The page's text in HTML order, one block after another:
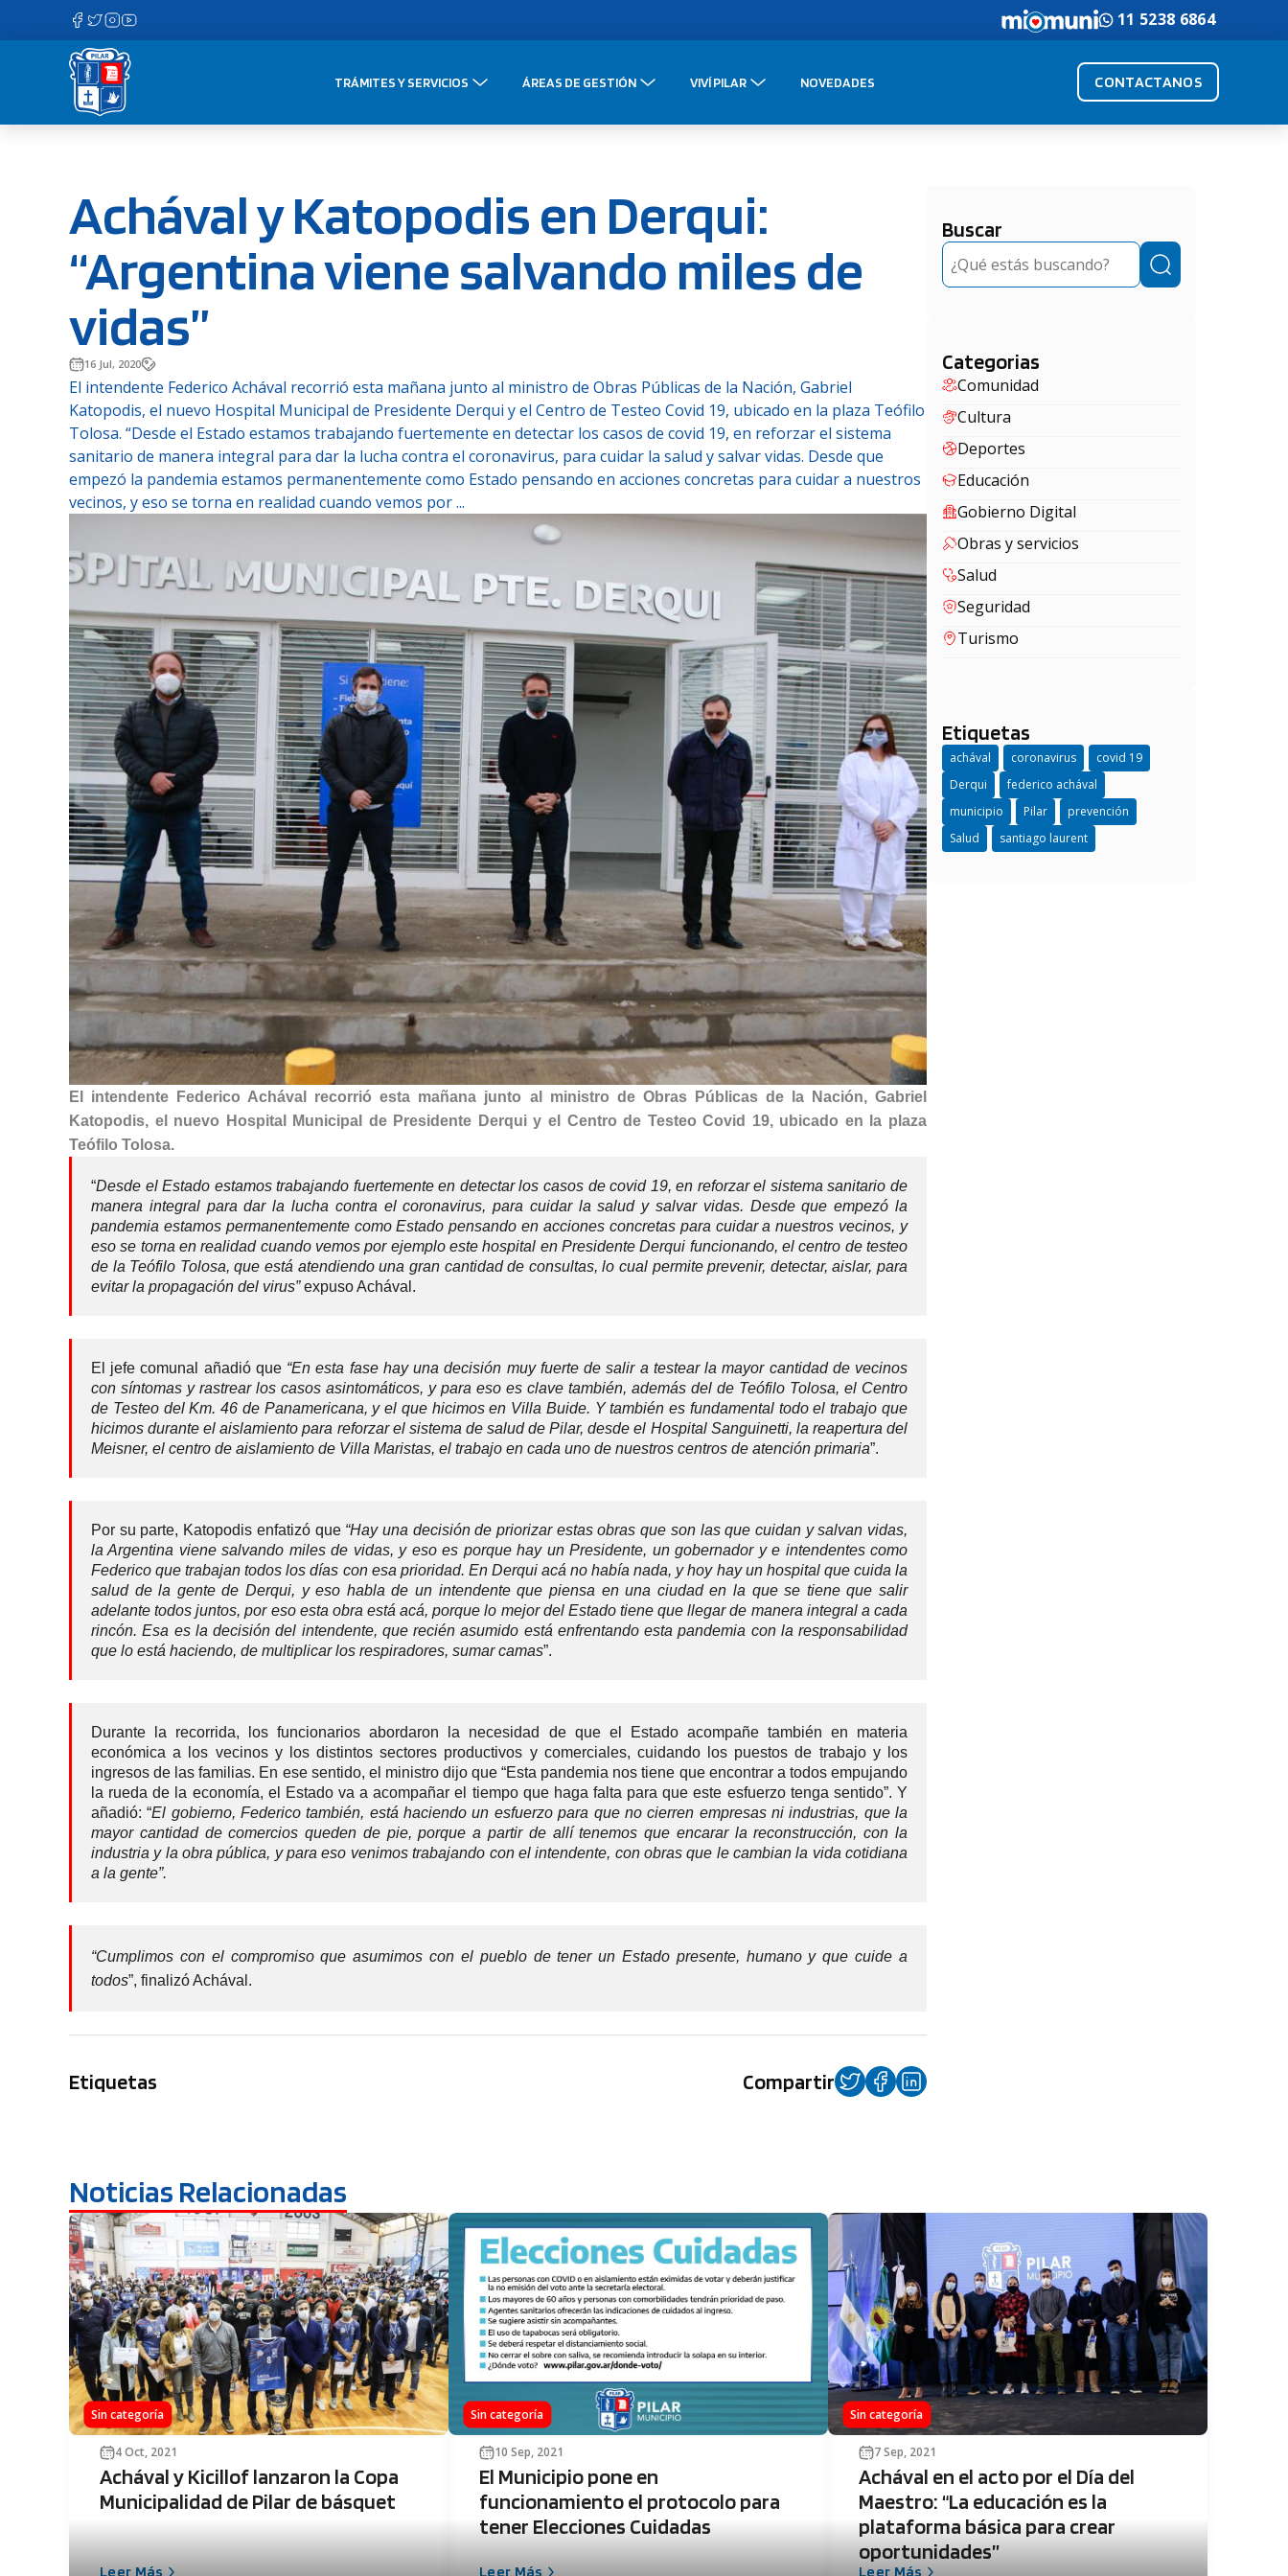
contenido
11 5238 6864
TRÁMITES Y SERVICIOS ÁREAS DE GESTIÓN VIVÍ PILAR NOVEDADES CONTACTANOS
Achával y Katopodis en Derqui:
“Argentina viene salvando miles de
vidas”
16 Jul, 2020
El intendente Federico Achával recorrió esta mañana junto al ministro de Obras Públicas de la Nación, Gabriel
Katopodis, el nuevo Hospital Municipal de Presidente Derqui y el Centro de Testeo Covid 19, ubicado en la plaza Teófilo
Tolosa. “Desde el Estado estamos trabajando fuertemente en detectar los casos de covid 19, en reforzar el sistema
sanitario de manera integral para dar la lucha contra el coronavirus, para cuidar la salud y salvar vidas. Desde que
empezó la pandemia estamos permanentemente como Estado pensando en acciones concretas para cuidar a nuestros
vecinos, y eso se torna en realidad cuando vemos por ...
El intendente Federico Achával recorrió esta mañana junto al ministro de Obras Públicas de la Nación, Gabriel
Katopodis, el nuevo Hospital Municipal de Presidente Derqui y el Centro de Testeo Covid 19, ubicado en la plaza
Teófilo Tolosa.
“Desde el Estado estamos trabajando fuertemente en detectar los casos de covid 19, en reforzar el sistema sanitario de
manera integral para dar la lucha contra el coronavirus, para cuidar la salud y salvar vidas. Desde que empezó la
pandemia estamos permanentemente como Estado pensando en acciones concretas para cuidar a nuestros vecinos, y
eso se torna en realidad cuando vemos por ejemplo este hospital en Presidente Derqui funcionando, el centro de testeo
de la Teófilo Tolosa, que está atendiendo una gran cantidad de consultas, lo cual permite prevenir, detectar, aislar, para
evitar la propagación del virus”expuso Achával.
El jefe comunal añadió que “En esta fase hay una decisión muy fuerte de salir a testear la mayor cantidad de vecinos
con síntomas y rastrear los casos asintomáticos, y para eso es clave también, además del de Teófilo Tolosa, el Centro
de Testeo del Km. 46 de Panamericana, y el que hicimos en Villa Buide. Y también es fundamental todo el trabajo que
hicimos durante el aislamiento para reforzar el sistema de salud de Pilar, desde el Hospital Sanguinetti, la reapertura del
Meisner, el centro de aislamiento de Villa Maristas, el trabajo en cada uno de nuestros centros de atención primaria”.
Por su parte, Katopodis enfatizó que “Hay una decisión de priorizar estas obras que son las que cuidan y salvan vidas,
la Argentina viene salvando miles de vidas, y eso es porque hay un Presidente, un gobernador y e intendentes como
Federico que trabajan todos los días con esa prioridad. En Derqui acá no había nada, y hoy hay un hospital que cuida la
salud de la gente de Derqui, y eso habla de un intendente que piensa en una ciudad en la que se tiene que salir
adelante todos juntos, por eso esta obra está acá, porque lo mejor del Estado tiene que llegar de manera integral a cada
rincón. Esa es la decisión del intendente, que recién asumido está enfrentando esta pandemia con la responsabilidad
que lo está haciendo, de multiplicar los respiradores, sumar camas”.
Durante la recorrida, los funcionarios abordaron la necesidad de que el Estado acompañe también en materia
económica a los vecinos y los distintos sectores productivos y comerciales, cuidando los puestos de trabajo y los
ingresos de las familias. En ese sentido, el ministro dijo que “Esta pandemia nos tiene que encontrar a todos empujando
la rueda de la economía, el Estado va a acompañar el tiempo que haga falta para que este esfuerzo tenga sentido”. Y
añadió: “El gobierno, Federico también, está haciendo un esfuerzo para que no cierren empresas ni industrias, que la
mayor cantidad de comercios queden de pie, porque a partir de allí tenemos que encarar la reconstrucción, con la
industria y la obra pública, y para eso venimos trabajando con el intendente, con obras que le cambian la vida cotidiana
a la gente”.
“Cumplimos con el compromiso que asumimos con el pueblo de tener un Estado presente, humano y que cuide a
todos”, finalizó Achával.
Etiquetas Compartir
Buscar
Buscar
Categorias
Comunidad
Cultura
Deportes
Educación
Gobierno Digital
Obras y servicios
Salud
Seguridad
Turismo
Etiquetas
achával coronavirus
covid 19
Derqui
federico achával
municipio
Pilar
prevención
Salud
santiago laurent
Noticias Relacionadas
Sin categoría
4 Oct, 2021
Achával y Kicillof lanzaron la Copa
Municipalidad de Pilar de básquet
Leer Más
Sin categoría
10 Sep, 2021
El Municipio pone en
funcionamiento el protocolo para
tener Elecciones Cuidadas
Leer Más
Sin categoría
7 Sep, 2021
Achával en el acto por el Día del
Maestro: “La educación es la
plataforma básica para crear
oportunidades”
Leer Más